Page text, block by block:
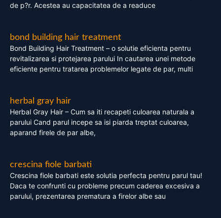
de p?r. Acestea au capacitatea de a readuce
bond building hair treatment
Bond Building Hair Treatment – o solutie eficienta pentru
revitalizarea si protejarea parului In cautarea unei metode
eficiente pentru tratarea problemelor legate de par, multi
herbal gray hair
Herbal Gray Hair – Cum sa iti recapeti culoarea naturala a
parului Cand parul incepe sa isi piarda treptat culoarea,
aparand firele de par albe,
crescina fiole barbati
Crescina fiole barbati este solutia perfecta pentru parul tau!
Daca te confrunti cu probleme precum caderea excesiva a
parului, prezentarea prematura a firelor albe sau